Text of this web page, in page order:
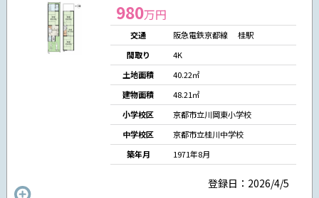
980万円
交通
阪急電鉄京都線 桂駅
間取り
4K
土地面積
40.22㎡
建物面積
48.21㎡
小学校区
京都市立川岡東小学校
中学校区
京都市立桂川中学校
築年月
1971年8月
登録日：2026/4/5